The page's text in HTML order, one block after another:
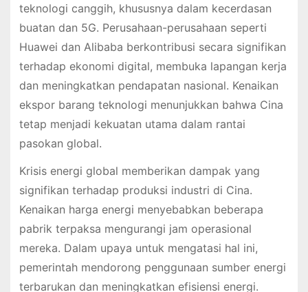
teknologi canggih, khususnya dalam kecerdasan
buatan dan 5G. Perusahaan-perusahaan seperti
Huawei dan Alibaba berkontribusi secara signifikan
terhadap ekonomi digital, membuka lapangan kerja
dan meningkatkan pendapatan nasional. Kenaikan
ekspor barang teknologi menunjukkan bahwa Cina
tetap menjadi kekuatan utama dalam rantai
pasokan global.
Krisis energi global memberikan dampak yang
signifikan terhadap produksi industri di Cina.
Kenaikan harga energi menyebabkan beberapa
pabrik terpaksa mengurangi jam operasional
mereka. Dalam upaya untuk mengatasi hal ini,
pemerintah mendorong penggunaan sumber energi
terbarukan dan meningkatkan efisiensi energi.